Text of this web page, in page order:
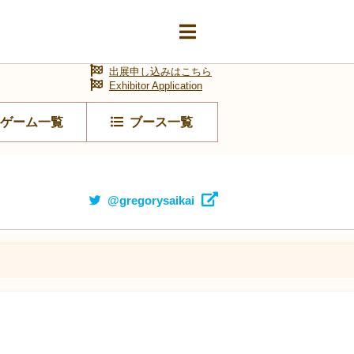
ゲーム一覧 ブース一覧
出展申し込みはこちら
Exhibitor Application
@gregorysaikai